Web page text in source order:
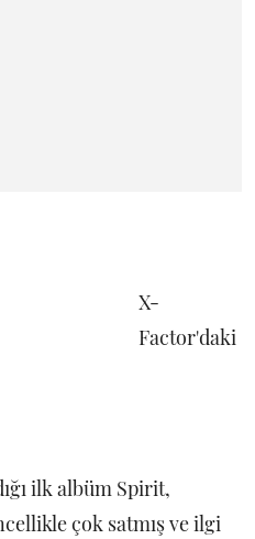
X-
Factor'daki
ilk albüm Spirit,
çok satmış ve ilgi